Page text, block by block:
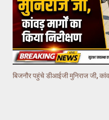
बिजनौर पहुंचे डीआईजी मुनिराज जी, कांवड़